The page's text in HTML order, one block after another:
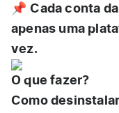
📌 Cada conta
apenas uma
vez.
O que fazer?
Como